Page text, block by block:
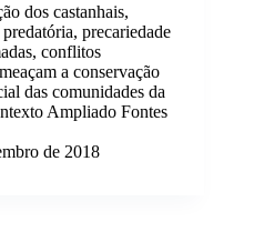
dos castanhais,
precariedade
conflitos
a conservação
das comunidades da
Ampliado Fontes
de 2018